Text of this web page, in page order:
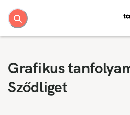
Grafikus
Sződliget